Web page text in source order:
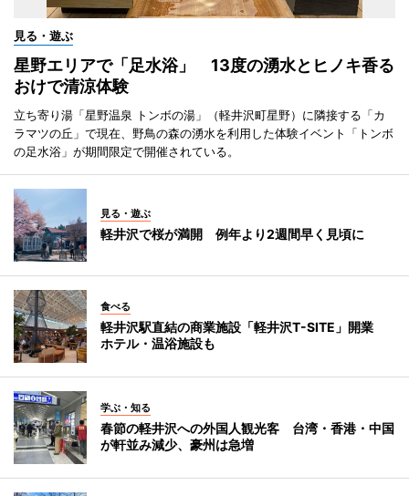
見る・遊ぶ
星野エリアで「足水浴」 13度の湧水とヒノキ香る
おけで清涼体験
立ち寄り湯「星野温泉 トンボの湯」（軽井沢町星野）に隣接する「カ
ラマツの丘」で現在、野鳥の森の湧水を利用した体験イベント「トンボ
の足水浴」が期間限定で開催されている。
見る・遊ぶ
軽井沢で桜が満開 例年より2週間早く見頃に
食べる
軽井沢駅直結の商業施設「軽井沢T-SITE」開業
ホテル・温浴施設も
学ぶ・知る
春節の軽井沢への外国人観光客 台湾・香港・中国
が軒並み減少、豪州は急増